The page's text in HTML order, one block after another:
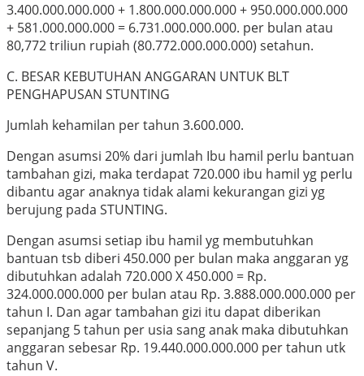
3.400.000.000.000 + 1.800.000.000.000 + 950.000.000.000
+ 581.000.000.000 = 6.731.000.000.000. per bulan atau
80,772 triliun rupiah (80.772.000.000.000) setahun.
C. BESAR KEBUTUHAN ANGGARAN UNTUK BLT
PENGHAPUSAN STUNTING
Jumlah kehamilan per tahun 3.600.000.
Dengan asumsi 20% dari jumlah Ibu hamil perlu bantuan
tambahan gizi, maka terdapat 720.000 ibu hamil yg perlu
dibantu agar anaknya tidak alami kekurangan gizi yg
berujung pada STUNTING.
Dengan asumsi setiap ibu hamil yg membutuhkan
bantuan tsb diberi 450.000 per bulan maka anggaran yg
dibutuhkan adalah 720.000 X 450.000 = Rp.
324.000.000.000 per bulan atau Rp. 3.888.000.000.000 per
tahun I. Dan agar tambahan gizi itu dapat diberikan
sepanjang 5 tahun per usia sang anak maka dibutuhkan
anggaran sebesar Rp. 19.440.000.000.000 per tahun utk
tahun V.